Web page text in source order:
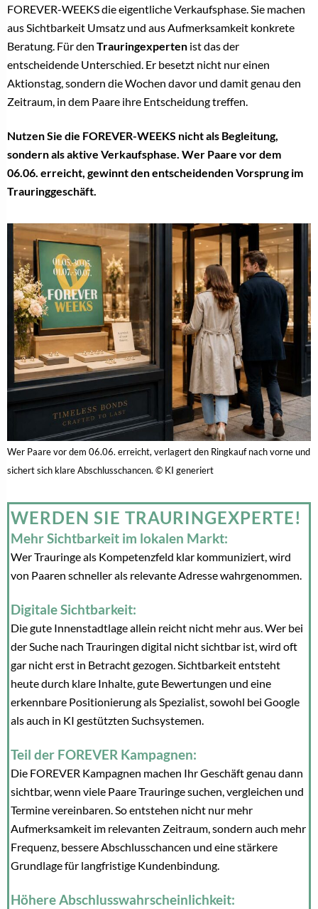
FOREVER-WEEKS die eigentliche Verkaufsphase. Sie machen
aus Sichtbarkeit Umsatz und aus Aufmerksamkeit konkrete
Beratung. Für den Trauringexperten ist das der
entscheidende Unterschied. Er besetzt nicht nur einen
Aktionstag, sondern die Wochen davor und damit genau den
Zeitraum, in dem Paare ihre Entscheidung treffen.
Nutzen Sie die FOREVER-WEEKS nicht als Begleitung,
sondern als aktive Verkaufsphase. Wer Paare vor dem
06.06. erreicht, gewinnt den entscheidenden Vorsprung im
Trauringgeschäft.
Wer Paare vor dem 06.06. erreicht, verlagert den Ringkauf nach vorne und
sichert sich klare Abschlusschancen. © KI generiert
WERDEN SIE TRAURINGEXPERTE!
Mehr Sichtbarkeit im lokalen Markt:
Wer Trauringe als Kompetenzfeld klar kommuniziert, wird
von Paaren schneller als relevante Adresse wahrgenommen.
Digitale Sichtbarkeit:
Die gute Innenstadtlage allein reicht nicht mehr aus. Wer bei
der Suche nach Trauringen digital nicht sichtbar ist, wird oft
gar nicht erst in Betracht gezogen. Sichtbarkeit entsteht
heute durch klare Inhalte, gute Bewertungen und eine
erkennbare Positionierung als Spezialist, sowohl bei Google
als auch in KI gestützten Suchsystemen.
Teil der FOREVER Kampagnen:
Die FOREVER Kampagnen machen Ihr Geschäft genau dann
sichtbar, wenn viele Paare Trauringe suchen, vergleichen und
Termine vereinbaren. So entstehen nicht nur mehr
Aufmerksamkeit im relevanten Zeitraum, sondern auch mehr
Frequenz, bessere Abschlusschancen und eine stärkere
Grundlage für langfristige Kundenbindung.
Höhere Abschlusswahrscheinlichkeit: